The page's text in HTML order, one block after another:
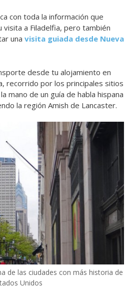
con toda la información que
a Filadelfia, pero también
una visita guiada desde Nueva
desde tu alojamiento en
recorrido por los principales sitios
mano de un guía de habla hispana
la región Amish de Lancaster.
de las ciudades con más historia de
Unidos